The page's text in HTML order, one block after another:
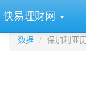
快易理财网
数据 保加利亚